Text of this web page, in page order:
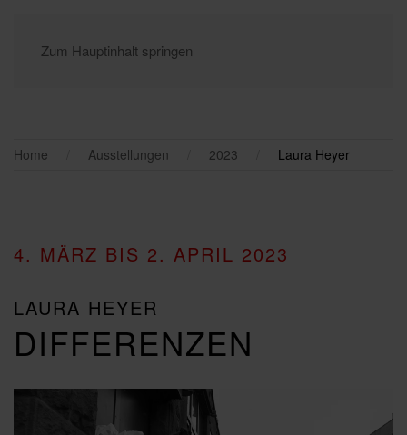
Zum Hauptinhalt springen
Home Ausstellungen 2023 Laura Heyer
4. MÄRZ BIS 2. APRIL 2023
LAURA HEYER
DIFFERENZEN